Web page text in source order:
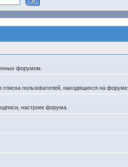
форумом.
списка пользователей, находящихся на форуме.
настроек форума.